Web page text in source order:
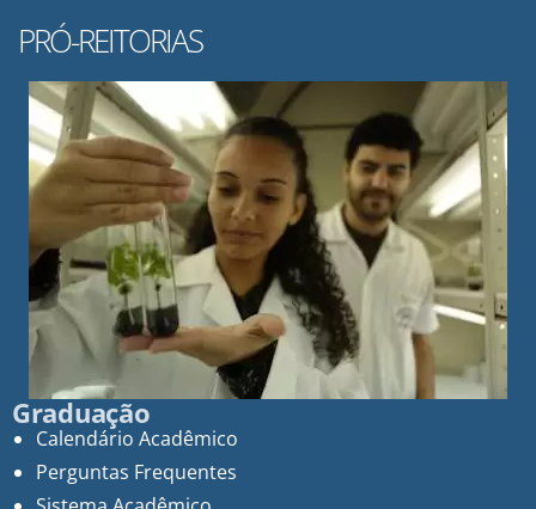
PRÓ-REITORIAS
Graduação
Calendário Acadêmico
Perguntas Frequentes